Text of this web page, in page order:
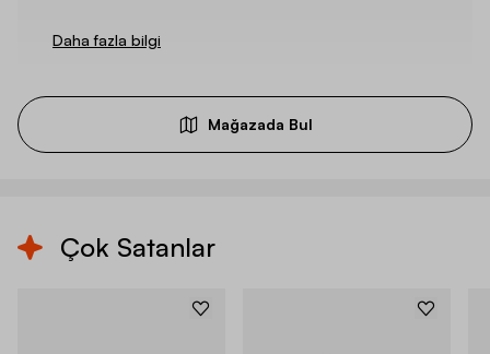
Daha fazla bilgi
Mağazada Bul
Çok Satanlar